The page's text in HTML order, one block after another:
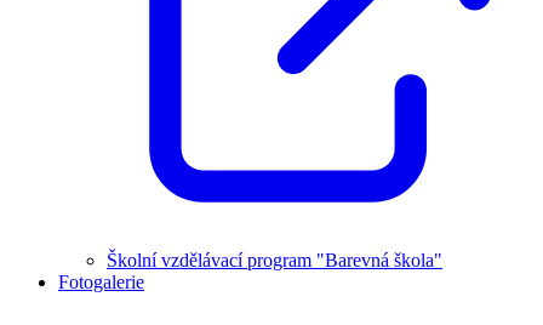
Školní vzdělávací program "Barevná škola"
Fotogalerie